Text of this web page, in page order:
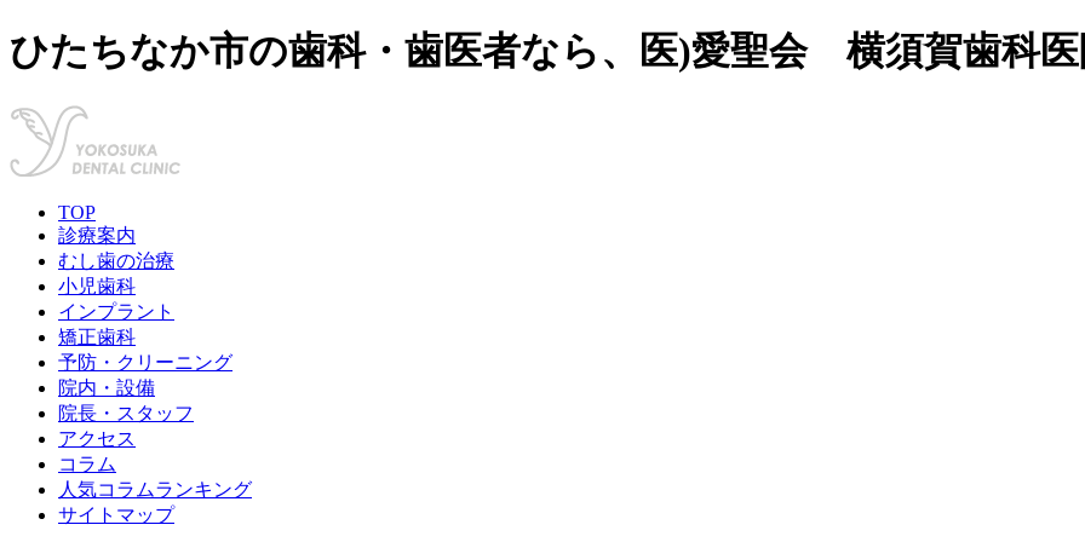
ひたちなか市の歯科・歯医者なら、医)愛聖会 横須賀歯科
TOP
診療案内
むし歯の治療
小児歯科
インプラント
矯正歯科
予防・クリーニング
院内・設備
院長・スタッフ
アクセス
コラム
人気コラムランキング
サイトマップ